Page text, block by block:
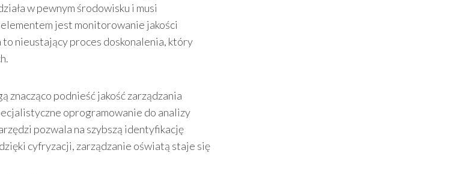
w pewnym środowisku i musi
jest monitorowanie jakości
to nieustający proces doskonalenia, który
podnieść jakość zarządzania
oprogramowanie do analizy
pozwala na szybszą identyfikację
cyfryzacji, zarządzanie oświatą staje się